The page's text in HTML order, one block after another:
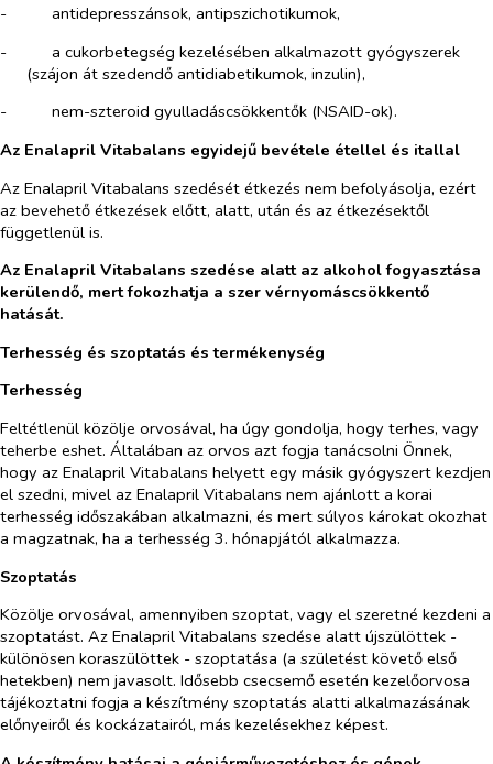
-​
antidepresszánsok, antipszichotikumok,
-​
a cukorbetegség kezelésében alkalmazott gyógyszerek
(szájon át szedendő antidiabetikumok, inzulin),
-​
nem-szteroid gyulladáscsökkentők (NSAID-ok).
Az Enalapril Vitabalans egyidejű bevétele étellel és itallal
Az Enalapril Vitabalans szedését étkezés nem befolyásolja, ezért
az bevehető étkezések előtt, alatt, után és az étkezésektől
függetlenül is.
Az Enalapril Vitabalans szedése alatt az alkohol fogyasztása
kerülendő, mert fokozhatja a szer vérnyomáscsökkentő
hatását.
Terhesség és szoptatás és termékenység
Terhesség
Feltétlenül közölje orvosával, ha úgy gondolja, hogy terhes, vagy
teherbe eshet. Általában az orvos azt fogja tanácsolni Önnek,
hogy az Enalapril Vitabalans helyett egy másik gyógyszert kezdjen
el szedni, mivel az Enalapril Vitabalans nem ajánlott a korai
terhesség időszakában alkalmazni, és mert súlyos károkat okozhat
a magzatnak, ha a terhesség 3. hónapjától alkalmazza.
Szoptatás
Közölje orvosával, amennyiben szoptat, vagy el szeretné kezdeni a
szoptatást. Az Enalapril Vitabalans szedése alatt újszülöttek -
különösen koraszülöttek - szoptatása (a születést követő első
hetekben) nem javasolt. Idősebb csecsemő esetén kezelőorvosa
tájékoztatni fogja a készítmény szoptatás alatti alkalmazásának
előnyeiről és kockázatairól, más kezelésekhez képest.